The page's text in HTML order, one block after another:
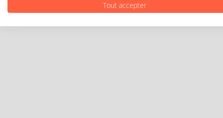
Tout accepter